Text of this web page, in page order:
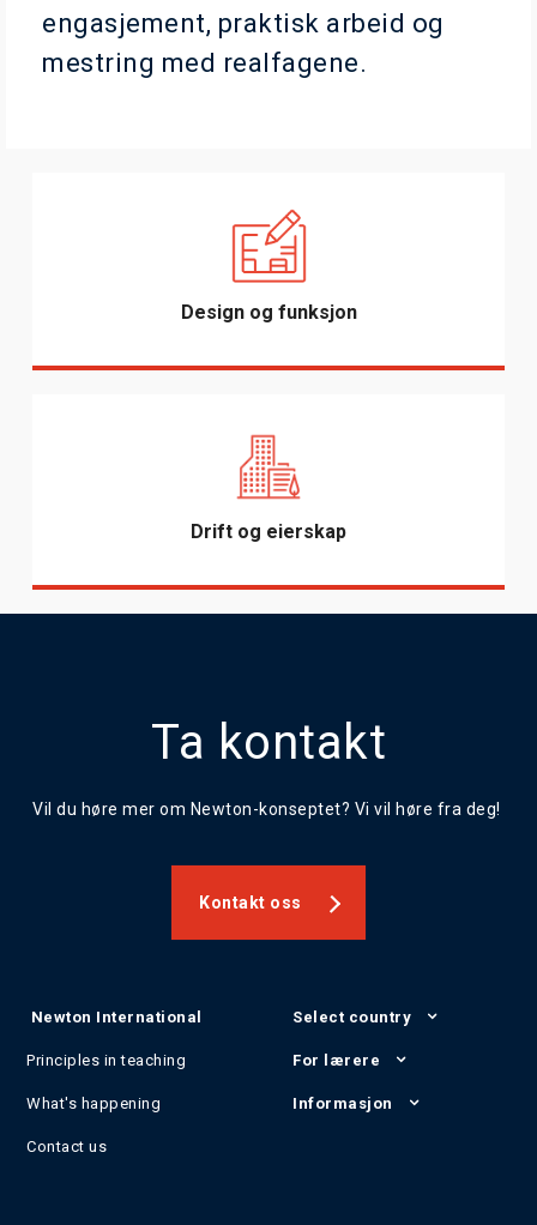
engasjement, praktisk arbeid og
mestring med realfagene.
Design og funksjon
Drift og eierskap
Ta kontakt
Vil du høre mer om Newton-konseptet? Vi vil høre fra deg!
Kontakt oss
Newton International
Principles in teaching
What's happening
Contact us
Select country
For lærere
Informasjon